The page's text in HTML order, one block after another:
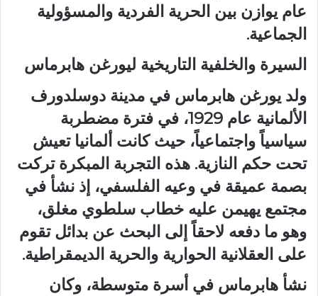
عام يوازن بين الحرية الفردية والمسؤولية
الجماعية.
السيرة والخلفية التاريخية ليورغن هابرماس
ولد يورغن هابرماس في مدينة دوسلدورف
الألمانية عام 1929، في فترة مضطربة
سياسياً واجتماعياً، حيث كانت ألمانيا تعيش
تحت حكم النازية. هذه التجربة المبكرة تركت
بصمة عميقة في وعيه الفلسفي، إذ نشأ في
مجتمع يهيمن عليه خطاب سلطوي مغلق،
وهو ما دفعه لاحقاً إلى البحث عن بدائل تقوم
على العقلانية الحوارية والحرية الديمقراطية.
نشأ هابرماس في أسرة متوسطة، وكان